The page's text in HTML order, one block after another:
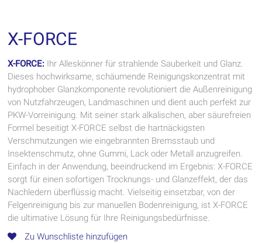
X-FORCE
X-FORCE: Ihr Alleskönner für strahlende Sauberkeit und Glanz.
Dieses hochwirksame, schäumende Reinigungskonzentrat mit
hydrophober Glanzkomponente revolutioniert die Außenreinigung
von Nutzfahrzeugen, Landmaschinen und dient auch perfekt zur
PKW-Vorreinigung. Mit seiner stark alkalischen, aber säurefreien
Formel beseitigt X-FORCE selbst die hartnäckigsten
Verschmutzungen wie eingebrannten Bremsstaub und
Insektenschmutz, ohne Gummi, Lack oder Metall anzugreifen.
Einfach in der Anwendung, beeindruckend im Ergebnis: X-FORCE
sorgt für einen sofortigen Trocknungs- und Glanzeffekt, der das
Nachledern überflüssig macht. Vielseitig einsetzbar, von der
Felgenreinigung bis zur manuellen Bodenreinigung, ist X-FORCE
die ultimative Lösung für Ihre Reinigungsbedürfnisse.
Zu Wunschliste hinzufügen